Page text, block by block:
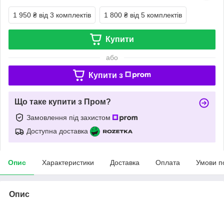
1 950 ₴ від 3 комплектів 1 800 ₴ від 5 комплектів
Купити
або
Купити з
Що таке купити з Пром?
Замовлення під захистом
Доступна доставка
Опис Характеристики Доставка Оплата Умови
Опис